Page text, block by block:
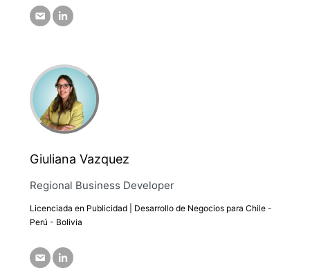
Giuliana Vazquez
Regional Business Developer
Licenciada en Publicidad | Desarrollo de Negocios para Chile -
Perú - Bolivia